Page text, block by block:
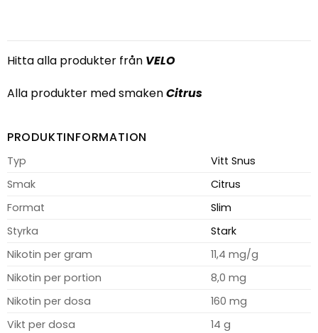
Hitta alla produkter från VELO
Alla produkter med smakenCitrus
PRODUKTINFORMATION
Typ
Vitt Snus
Smak
Citrus
Format
Slim
Styrka
Stark
Nikotin per gram
11,4 mg/g
Nikotin per portion
8,0 mg
Nikotin per dosa
160 mg
Vikt per dosa
14 g